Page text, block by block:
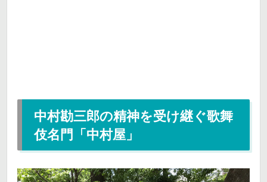
中村勘三郎の精神を受け継ぐ歌舞
伎名門「中村屋」